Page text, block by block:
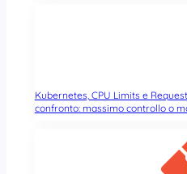
Kubernetes, CPU Limits e
confronto: massimo controllo o